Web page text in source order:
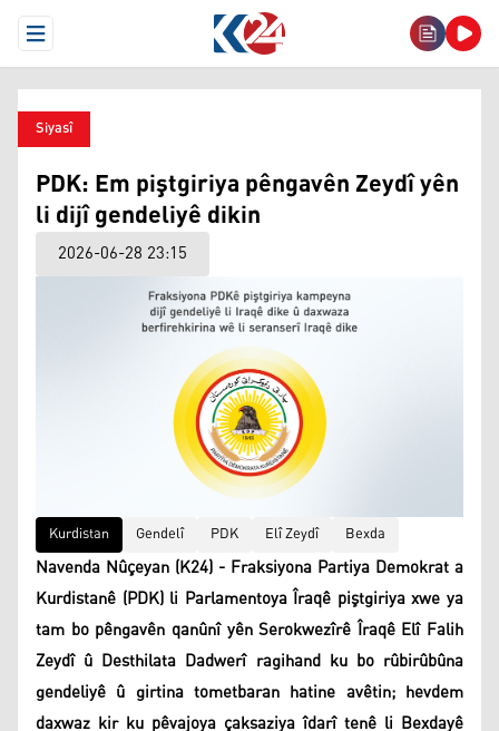
Open Menu
Siyasî
PDK: Em piştgiriya pêngavên Zeydî yên
li dijî gendeliyê dikin
2026-06-28 23:15
Kurdistan Gendelî PDK Elî Zeydî Bexda
Navenda Nûçeyan (K24) - Fraksiyona Partiya Demokrat a
Kurdistanê (PDK) li Parlamentoya Îraqê piştgiriya xwe ya
tam bo pêngavên qanûnî yên Serokwezîrê Îraqê Elî Falih
Zeydî û Desthilata Dadwerî ragihand ku bo rûbirûbûna
gendeliyê û girtina tometbaran hatine avêtin; hevdem
daxwaz kir ku pêvajoya çaksaziya îdarî tenê li Bexdayê